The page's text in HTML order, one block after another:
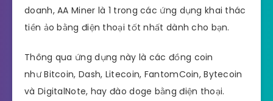
doanh, AA Miner là 1 trong các ứng dụng khai thác
tiền ảo bằng điện thoại tốt nhất dành cho bạn.
Thông qua ứng dụng này là các đồng coin
như Bitcoin, Dash, Litecoin, FantomCoin, Bytecoin
và DigitalNote, hay đào doge bằng điện thoại.